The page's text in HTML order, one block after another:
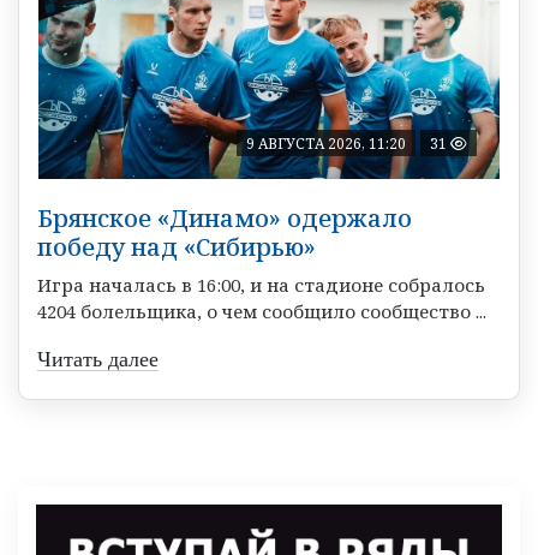
9 АВГУСТА 2026, 11:20 31
Брянское «Динамо» одержало
победу над «Сибирью»
Игра началась в 16:00, и на стадионе собралось
4204 болельщика, о чем сообщило сообщество ...
Читать далее